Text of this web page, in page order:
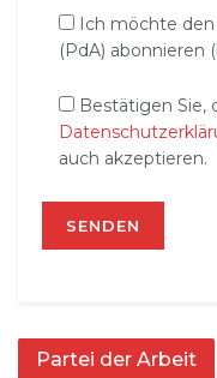
Ich möchte
(PdA) abonnieren
Bestätigen Sie,
auch akzeptieren.
Partei der Arbeit